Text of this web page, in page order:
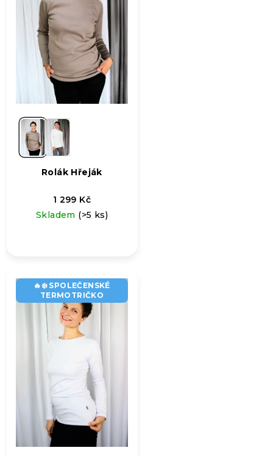
Rolák Hřeják
1 299 Kč
Skladem (>5 ks)
🔥❄️ SPOLEČENSKÉ
TERMOTRIČKO